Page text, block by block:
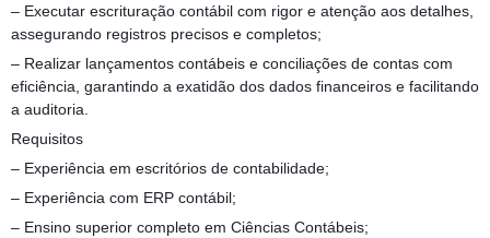
– Executar escrituração contábil com rigor e atenção aos detalhes,
assegurando registros precisos e completos;
– Realizar lançamentos contábeis e conciliações de contas com
eficiência, garantindo a exatidão dos dados financeiros e facilitando
a auditoria.
Requisitos
– Experiência em escritórios de contabilidade;
– Experiência com ERP contábil;
– Ensino superior completo em Ciências Contábeis;